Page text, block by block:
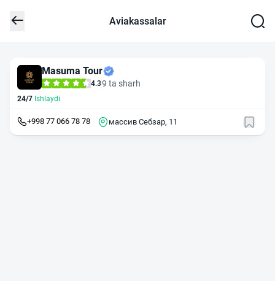
Aviakassalar
Masuma Tour
4.39 ta sharh
24/7 Ishlaydi
+998 77 066 78 78 массив Себзар, 11